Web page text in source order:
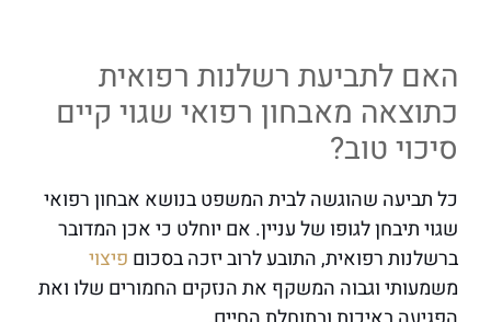
האם לתביעת רשלנות רפואית
כתוצאה מאבחון רפואי שגוי קיים
סיכוי טוב?
כל תביעה שהוגשה לבית המשפט בנושא אבחון רפואי
שגוי תיבחן לגופו של עניין. אם יוחלט כי אכן המדובר
ברשלנות רפואית, התובע לרוב יזכה בסכום פיצוי
משמעותי וגבוה המשקף את הנזקים החמורים שלו ואת